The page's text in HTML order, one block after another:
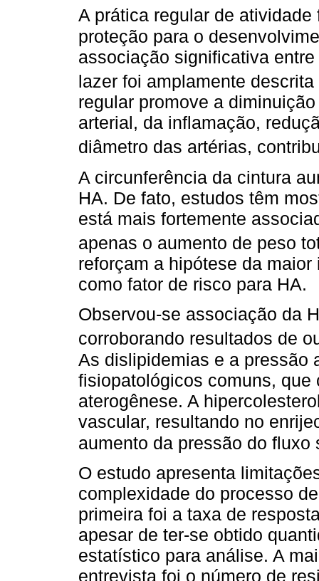
A prática regular de
proteção para o
associação significativa
lazer foi amplamente
regular promove a
arterial, da inflamação,
diâmetro das artérias,
A circunferência da cintura
HA. De fato, estudos têm
está mais fortemente
apenas o aumento de peso
reforçam a hipótese da
como fator de risco para HA.
Observou-se associação da
corroborando resultados de
As dislipidemias e a pressão
fisiopatológicos comuns,
aterogênese. A
vascular, resultando no
aumento da pressão do fluxo
O estudo apresenta
complexidade do processo
primeira foi a taxa de
apesar de ter-se obtido
estatístico para análise. A
entrevista foi o número de